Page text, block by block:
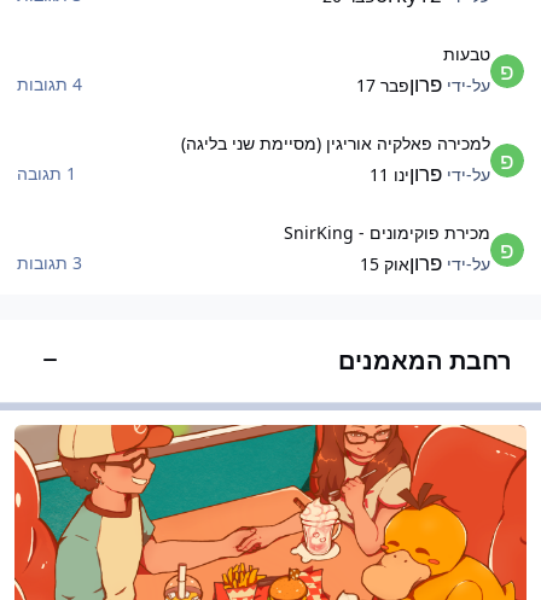
טבעות
על-ידי פרוןפבר 17
4 תגובות
למכירה פאלקיה אוריגין (מסיימת שני בליגה)
על-ידי פרוןינו 11
1 תגובה
מכירת פוקימונים - SnirKing
על-ידי פרוןאוק 15 3 תגובות
רחבת המאמנים
דיבורים ודיונים כלליים
דיבורים ודיונים כלליים